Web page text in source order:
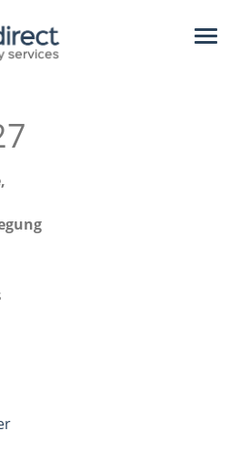
Toggle